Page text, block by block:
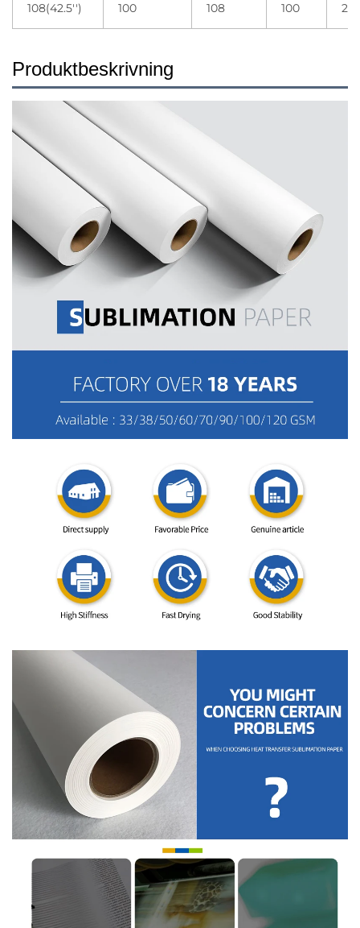
108(42.5'') 100 108 100 2
Produktbeskrivning